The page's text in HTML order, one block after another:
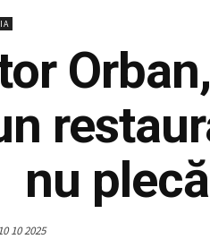
nu
10 2025